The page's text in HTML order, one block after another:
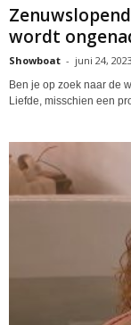
wordt
Showboat - juni 24, 2023
Ben je op zoek naar de
Liefde, misschien een